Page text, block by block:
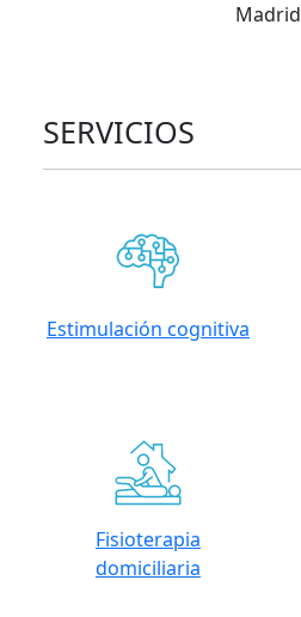
Madrid
SERVICIOS
Estimulación cognitiva
Fisioterapia
domiciliaria